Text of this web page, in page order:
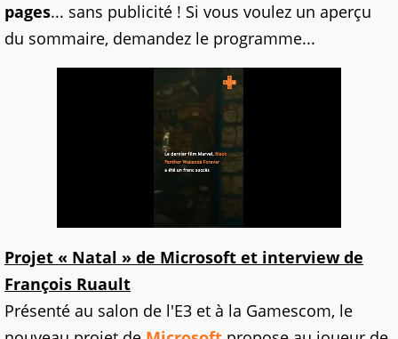
pages... sans publicité ! Si vous voulez un aperçu
du sommaire, demandez le programme...
Projet « Natal » de Microsoft et interview de
François Ruault
Présenté au salon de l'E3 et à la Gamescom, le